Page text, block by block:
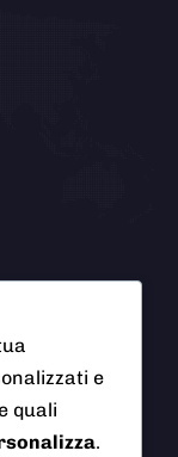
(Roma). Tutti
e
quali
.